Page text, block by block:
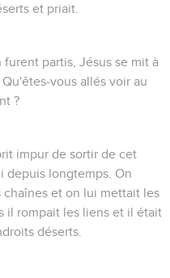
et priait.
furent partis, Jésus se mit à
vous allés voir au
?
impur de sortir de cet
depuis longtemps. On
et on lui mettait les
il rompait les liens et il était
déserts.